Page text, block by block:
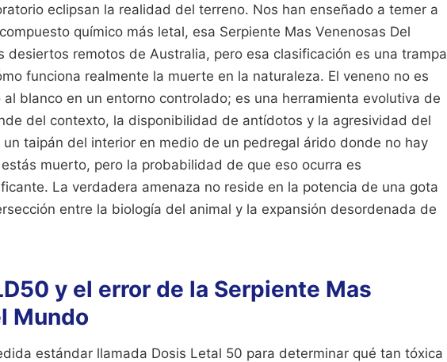
eclipsan la realidad del terreno. Nos han enseñado a temer a
químico más letal, esa Serpiente Mas Venenosas Del
desiertos remotos de Australia, pero esa clasificación es una trampa
funciona realmente la muerte en la naturaleza. El veneno no es
blanco en un entorno controlado; es una herramienta evolutiva de
del contexto, la disponibilidad de antídotos y la agresividad del
taipán del interior en medio de un pedregal árido donde no hay
muerto, pero la probabilidad de que eso ocurra es
La verdadera amenaza no reside en la potencia de una gota
entre la biología del animal y la expansión desordenada de
y el error de la Serpiente Mas
Mundo
estándar llamada Dosis Letal 50 para determinar qué tan tóxica